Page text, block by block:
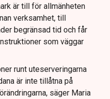
är till för allmänheten
verksamhet, till
begränsad tid och får
som väggar
runt uteserveringarna
är inte tillåtna på
säger Maria